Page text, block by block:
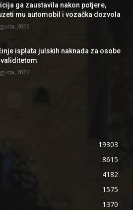
ga zaustavila nakon potjere,
mu automobil i vozačka dozvola
2026
isplata julskih naknada za osobe
2026
19303
8615
4182
1575
1370